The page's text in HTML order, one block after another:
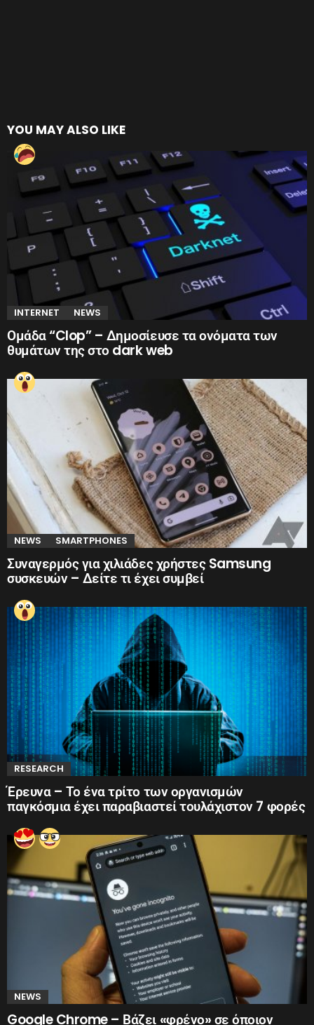
YOU MAY ALSO LIKE
INTERNET NEWS
Ομάδα “Clop” – Δημοσίευσε τα ονόματα των
θυμάτων της στο dark web
NEWS SMARTPHONES
Συναγερμός για χιλιάδες χρήστες Samsung
συσκευών – Δείτε τι έχει συμβεί
RESEARCH
Έρευνα – Το ένα τρίτο των οργανισμών
παγκόσμια έχει παραβιαστεί τουλάχιστον 7 φορές
NEWS
Google Chrome – Βάζει «φρένο» σε όποιον